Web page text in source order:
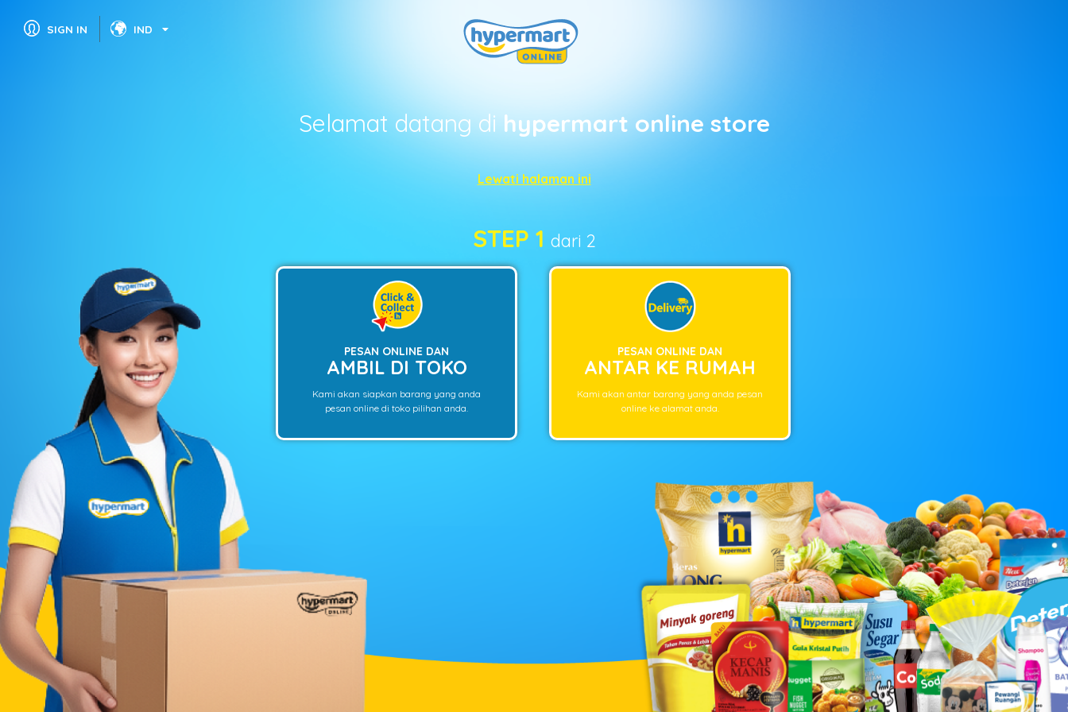
SIGN IN IND
Selamat datang di hypermart online store
Lewati halaman ini
STEP 1 dari 2
PESAN ONLINE DAN
AMBIL DI TOKO
Kami akan siapkan barang yang anda
pesan online di toko pilihan anda.
PESAN ONLINE DAN
ANTAR KE RUMAH
Kami akan antar barang yang anda pesan
online ke alamat anda.